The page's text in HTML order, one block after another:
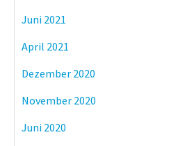
Juni 2021
April 2021
Dezember 2020
November 2020
Juni 2020